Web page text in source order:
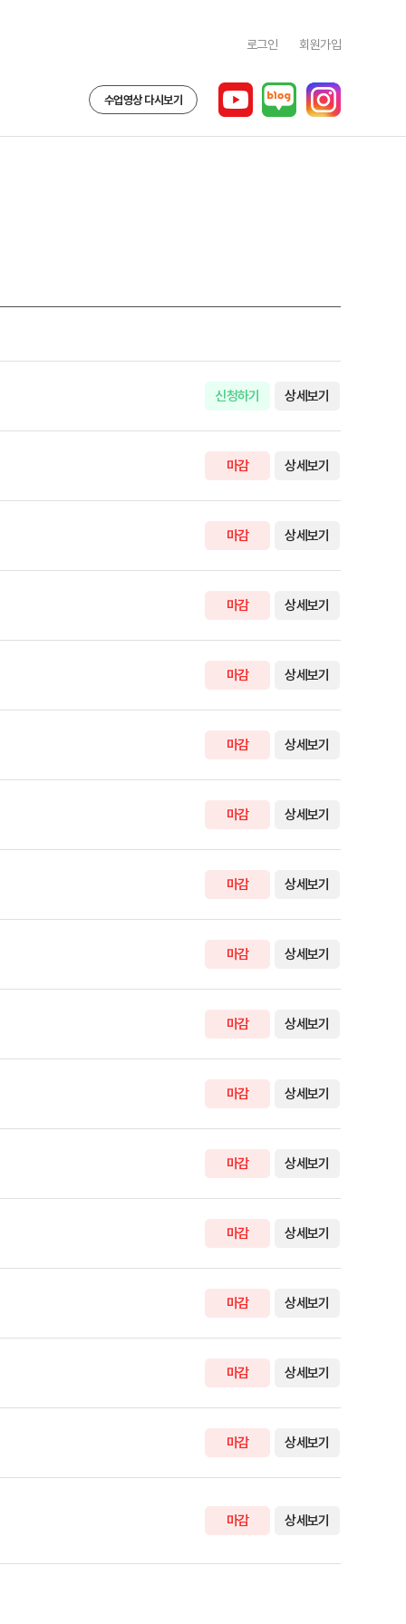
로그인 회원가입
수업영상 다시보기
신청하기 상세보기
마감 상세보기
마감 상세보기
마감 상세보기
마감 상세보기
마감 상세보기
마감 상세보기
마감 상세보기
마감 상세보기
마감 상세보기
마감 상세보기
마감 상세보기
마감 상세보기
마감 상세보기
마감 상세보기
마감 상세보기
마감 상세보기